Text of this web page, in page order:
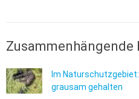
Zusammenhängende
Im
grausam gehalten